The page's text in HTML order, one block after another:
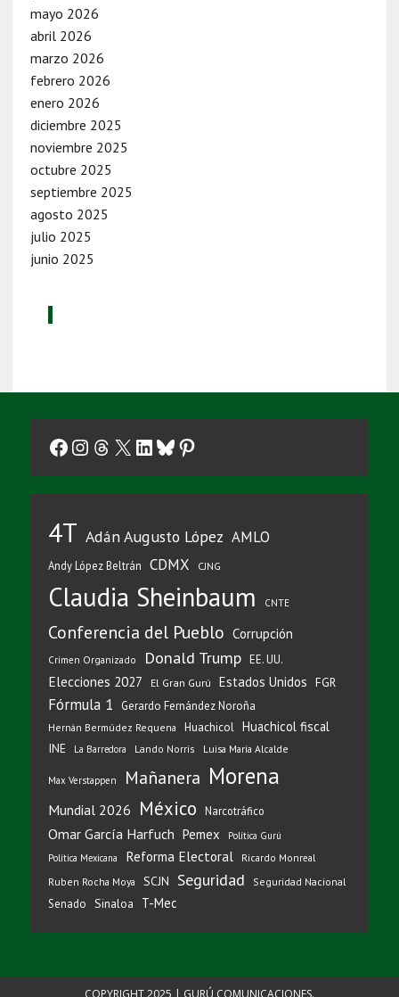
mayo 2026
abril 2026
marzo 2026
febrero 2026
enero 2026
diciembre 2025
noviembre 2025
octubre 2025
septiembre 2025
agosto 2025
julio 2025
junio 2025
Facebook
Instagram
Threads
X LinkedIn
Bluesky
Pinterest
4T Adán Augusto López AMLO
Andy López Beltrán CDMX CJNG
Claudia Sheinbaum CNTE
Conferencia del Pueblo Corrupción
Crimen Organizado Donald Trump EE. UU.
Elecciones 2027 El Gran Gurú Estados Unidos FGR
Fórmula 1 Gerardo Fernández Noroña
Hernán Bermúdez Requena Huachicol Huachicol fiscal
INE La Barredora Lando Norris Luisa María Alcalde
Max Verstappen Mañanera Morena
Mundial 2026 México Narcotráfico
Omar García Harfuch Pemex
Política Gurú
Política Mexicana
Reforma Electoral
Ricardo Monreal
Ruben Rocha Moya
SCJN Seguridad Seguridad Nacional
Senado Sinaloa T-Mec
COPYRIGHT 2025 | GURÚ COMUNICACIONES.